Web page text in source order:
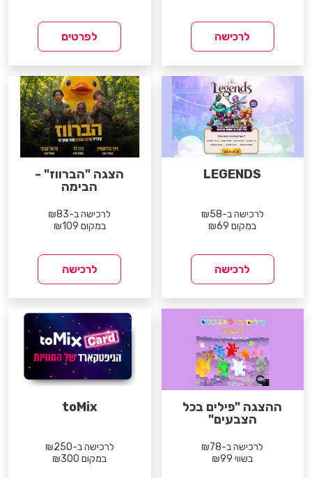
לרכישה לפרטים
LEGENDS
לרכישה ב-₪58
במקום ₪69
לרכישה
הצגה "הברווז" -
הבימה
לרכישה ב-₪83
במקום ₪109
לרכישה
ההצגה "פילים בכל
הצבעים"
לרכישה ב-₪78
בשווי ₪99
toMix
לרכישה ב-₪250
במקום ₪300